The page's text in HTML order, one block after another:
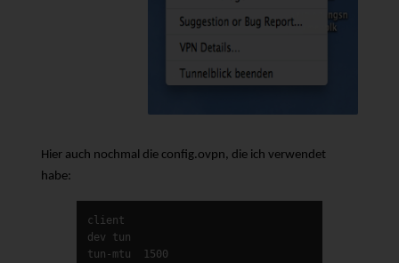
Hier auch nochmal die config.ovpn, die ich verwendet
habe:
client
dev tun
tun-mtu  1500